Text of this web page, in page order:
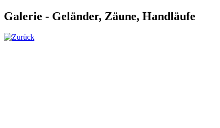
Galerie - Geländer, Zäune, Handläufe